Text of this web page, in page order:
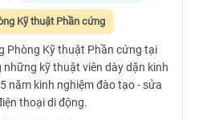
Kỹ thuật Phần cứng
Phòng Kỹ thuật Phần cứng tại
kỹ thuật viên dày dặn kinh
năm kinh nghiệm đào tạo - sửa
thoại di động.